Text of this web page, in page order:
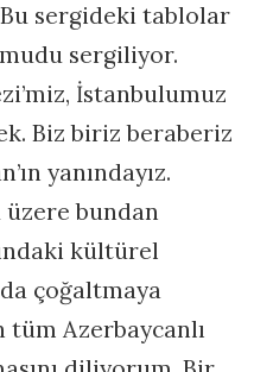
sergideki tablolar
sergiliyor.
İstanbulumuz
Biz biriz beraberiz
yanındayız.
bundan
kültürel
çoğaltmaya
tüm Azerbaycanlı